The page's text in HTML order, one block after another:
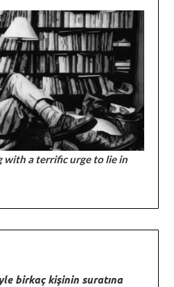
with a terrific urge to lie in
birkaç kişinin suratına